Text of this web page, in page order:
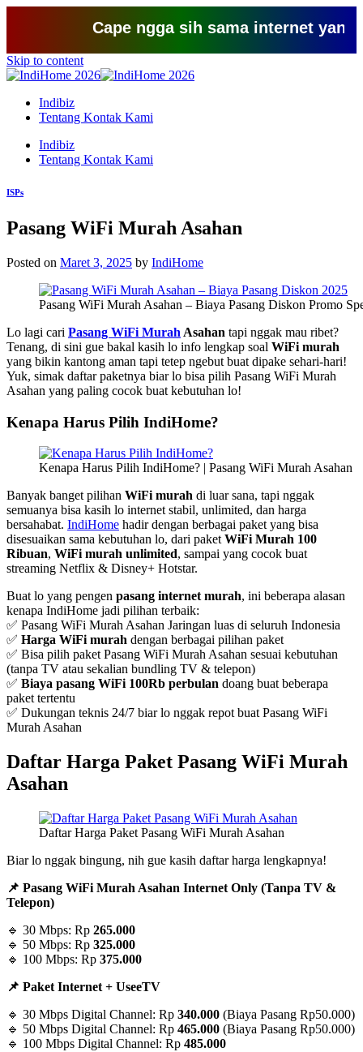
Cape ngga sih sama internet yang
Skip to content
Indibiz
Tentang Kontak Kami
Indibiz
Tentang Kontak Kami
ISPs
Pasang WiFi Murah Asahan
Posted on Maret 3, 2025 by IndiHome
Pasang WiFi Murah Asahan – Biaya Pasang Diskon Promo
Lo lagi cari Pasang WiFi Murah Asahan tapi nggak mau ribet?
Tenang, di sini gue bakal kasih lo info lengkap soal WiFi murah
yang bikin kantong aman tapi tetep ngebut buat dipake sehari-hari!
Yuk, simak daftar paketnya biar lo bisa pilih Pasang WiFi Murah
Asahan yang paling cocok buat kebutuhan lo!
Kenapa Harus Pilih IndiHome?
Kenapa Harus Pilih IndiHome? | Pasang WiFi Murah Asahan
Banyak banget pilihan WiFi murah di luar sana, tapi nggak
semuanya bisa kasih lo internet stabil, unlimited, dan harga
bersahabat. IndiHome hadir dengan berbagai paket yang bisa
disesuaikan sama kebutuhan lo, dari paket WiFi Murah 100
Ribuan, WiFi murah unlimited, sampai yang cocok buat
streaming Netflix & Disney+ Hotstar.
Buat lo yang pengen pasang internet murah, ini beberapa alasan
kenapa IndiHome jadi pilihan terbaik:
✅ Pasang WiFi Murah Asahan Jaringan luas di seluruh Indonesia
✅ Harga WiFi murah dengan berbagai pilihan paket
✅ Bisa pilih paket Pasang WiFi Murah Asahan sesuai kebutuhan
(tanpa TV atau sekalian bundling TV & telepon)
✅ Biaya pasang WiFi 100Rb perbulan doang buat beberapa
paket tertentu
✅ Dukungan teknis 24/7 biar lo nggak repot buat Pasang WiFi
Murah Asahan
Daftar Harga Paket Pasang WiFi Murah
Asahan
Daftar Harga Paket Pasang WiFi Murah Asahan
Biar lo nggak bingung, nih gue kasih daftar harga lengkapnya!
📌 Pasang WiFi Murah Asahan Internet Only (Tanpa TV &
Telepon)
🔹 30 Mbps: Rp 265.000
🔹 50 Mbps: Rp 325.000
🔹 100 Mbps: Rp 375.000
📌 Paket Internet + UseeTV
🔹 30 Mbps Digital Channel: Rp 340.000 (Biaya Pasang Rp50.000)
🔹 50 Mbps Digital Channel: Rp 465.000 (Biaya Pasang Rp50.000)
🔹 100 Mbps Digital Channel: Rp 485.000